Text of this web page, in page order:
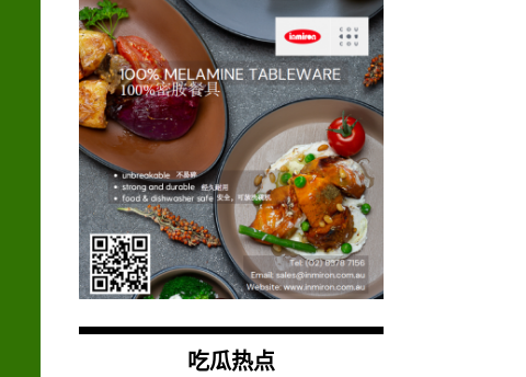
吃瓜热点